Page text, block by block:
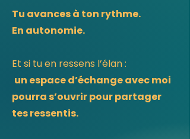
Tu avances à ton rythme.
En autonomie.
Et si tu en ressens l’élan :
un espace d’échange avec moi
pourra s’ouvrir pour partager
tes ressentis.